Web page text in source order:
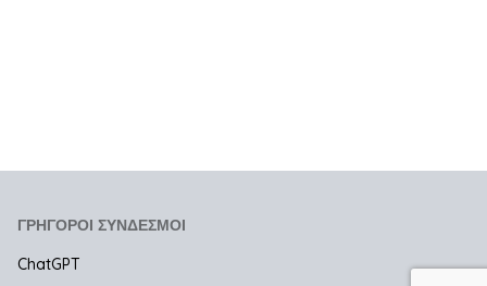
ΓΡΉΓΟΡΟΙ ΣΎΝΔΕΣΜΟΙ
ChatGPT